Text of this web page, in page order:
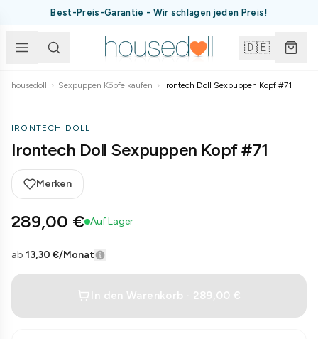
Best-Preis-Garantie - Wir schlagen jeden Preis!
🇩🇪
housedoll › Sexpuppen Köpfe kaufen › Irontech Doll Sexpuppen Kopf #71
IRONTECH DOLL
Irontech Doll Sexpuppen Kopf #71
Merken
289,00 € Auf Lager
ab 13,30 €/Monat
In den Warenkorb · 289,00 €